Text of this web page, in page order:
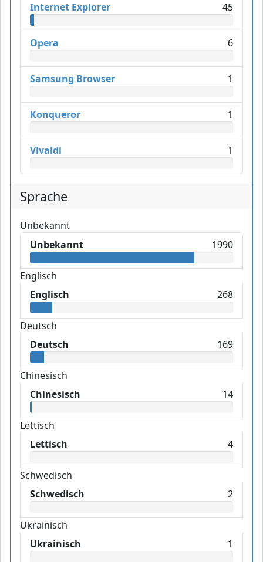
Internet Explorer 45
Opera 6
Samsung Browser 1
Konqueror 1
Vivaldi 1
Sprache
Unbekannt
Unbekannt
1990
Englisch
Englisch
268
Deutsch
Deutsch
169
Chinesisch
Chinesisch
14
Lettisch
Lettisch
4
Schwedisch
Schwedisch
2
Ukrainisch
Ukrainisch
1